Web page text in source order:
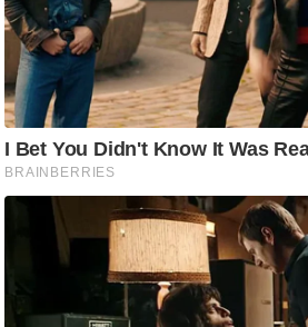
मा
/
ध
र्म
स्थ
ल
व्र